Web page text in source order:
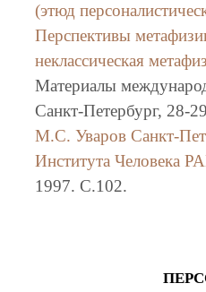
(этюд
Перспективы
неклассическая
Материалы
Санкт-Петербург, 28-
М.С. Уваров Санкт-
Института Человека
1997. C.102.